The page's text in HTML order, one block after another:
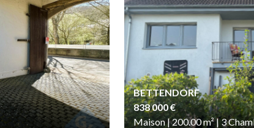
BETTENDORF
838 000 €
Maison | 200.00m²| 3